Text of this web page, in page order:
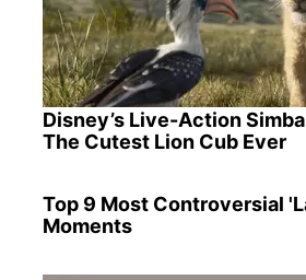
Disney’s Live-Action
The Cutest Lion Cub Ever
Top 9 Most Controversial
Moments